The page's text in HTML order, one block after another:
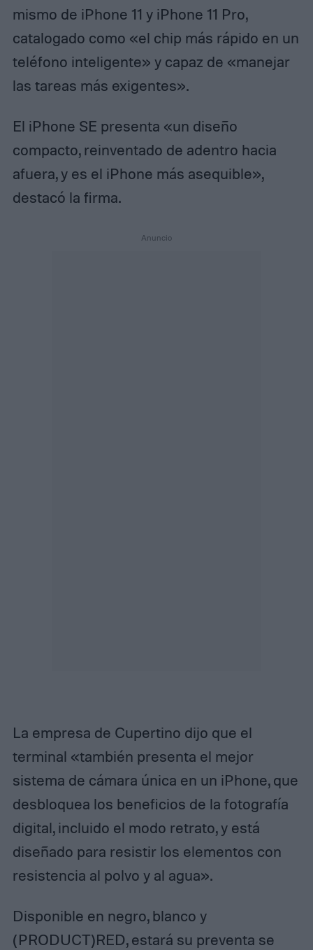
mismo de iPhone 11 y iPhone 11 Pro,
catalogado como «el chip más rápido en un
teléfono inteligente» y capaz de «manejar
las tareas más exigentes».
El iPhone SE presenta «un diseño
compacto, reinventado de adentro hacia
afuera, y es el iPhone más asequible»,
destacó la firma.
La empresa de Cupertino dijo que el
terminal «también presenta el mejor
sistema de cámara única en un iPhone, que
desbloquea los beneficios de la fotografía
digital, incluido el modo retrato, y está
diseñado para resistir los elementos con
resistencia al polvo y al agua».
Disponible en negro, blanco y
(PRODUCT)RED, estará su preventa se